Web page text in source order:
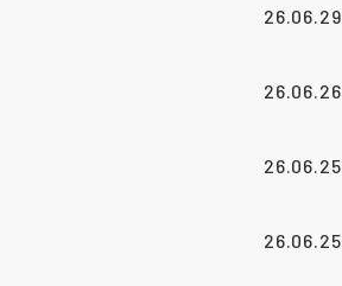
26.06.29
26.06.26
26.06.25
26.06.25